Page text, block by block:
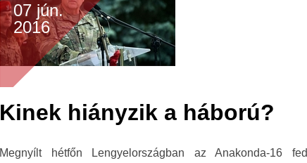
07 jún.
2016
Kinek hiányzik a háború?
Megnyílt hétfőn Lengyelországban az Anakonda-16